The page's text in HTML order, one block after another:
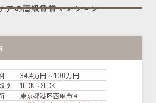
アの高級賃貸マンション
34.4万円～100万円
り
1LDK～2LDK
東京都港区西麻布４